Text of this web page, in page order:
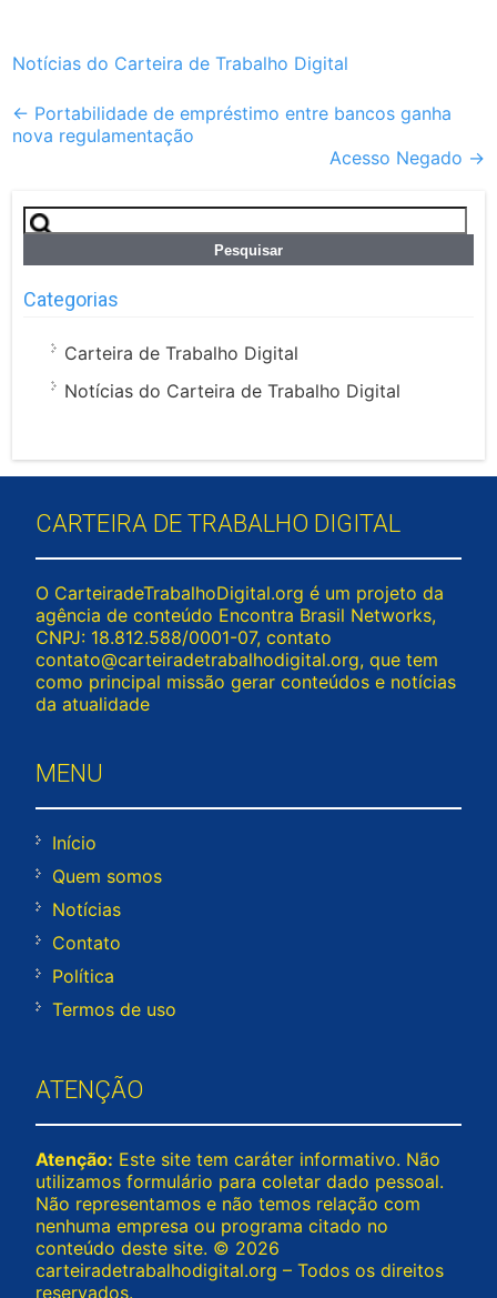
Notícias do Carteira de Trabalho Digital
Post
navigation
← Portabilidade de empréstimo entre bancos ganha
nova regulamentação
Acesso Negado →
Pesquisar
por:
Categorias
Carteira de Trabalho Digital
Notícias do Carteira de Trabalho Digital
CARTEIRA DE TRABALHO DIGITAL
O CarteiradeTrabalhoDigital.org é um projeto da
agência de conteúdo Encontra Brasil Networks,
CNPJ: 18.812.588/0001-07, contato
contato@carteiradetrabalhodigital.org, que tem
como principal missão gerar conteúdos e notícias
da atualidade
MENU
Início
Quem somos
Notícias
Contato
Política
Termos de uso
ATENÇÃO
Atenção: Este site tem caráter informativo. Não
utilizamos formulário para coletar dado pessoal.
Não representamos e não temos relação com
nenhuma empresa ou programa citado no
conteúdo deste site. © 2026
carteiradetrabalhodigital.org – Todos os direitos
reservados.